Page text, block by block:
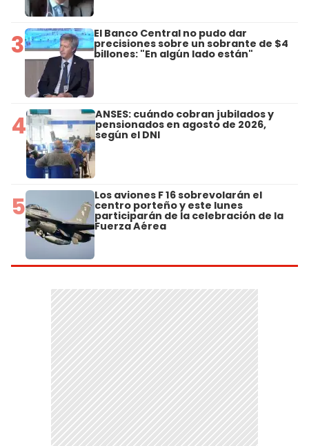
3 El Banco Central no pudo dar
precisiones sobre un sobrante de $4
billones: "En algún lado están"
4 ANSES: cuándo cobran jubilados y
pensionados en agosto de 2026,
según el DNI
5 Los aviones F 16 sobrevolarán el
centro porteño y este lunes
participarán de la celebración de la
Fuerza Aérea